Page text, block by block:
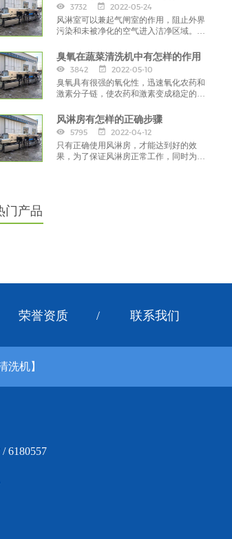
3732
2022-05-24
风淋室可以兼起气闸室的作用，阻止外界
污染和未被净化的空气进入洁净区域。工
臭氧在蔬菜清洗机中有怎样的作用
3842
2022-05-10
臭氧具有很强的氧化性，迅速氧化农药和
激素分子链，使农药和激素变成稳定的无
有很强的渗透性，
风淋房有怎样的正确步骤
5795
2022-04-12
只有正确使用风淋房，才能达到好的效
果，为了保证风淋房正常工作，同时为了
门产品
荣誉资质 / 联系我们
洗机】
6180557